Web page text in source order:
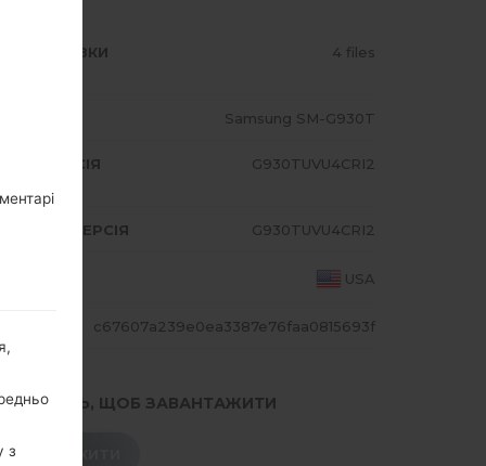
ПРОШИВКИ 4 files
Samsung SM-G930T
AP ВЕРСІЯ G930TUVU4CRI2
CP ВЕРСІЯ G930TUVU4CRI2
USA
c67607a239e0ea3387e76faa0815693f
ЩОБ ЗАВАНТАЖИТИ
ЗАВАНТАЖИТИ
з